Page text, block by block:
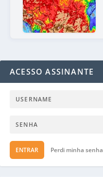
ACESSO ASSINANTE
ENTRAR Perdi minha senha